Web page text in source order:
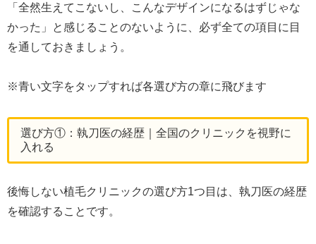
「全然生えてこないし、こんなデザインになるはずじゃな
かった」と感じることのないように、必ず全ての項目に目
を通しておきましょう。
※青い文字をタップすれば各選び方の章に飛びます
選び方①：執刀医の経歴｜全国のクリニックを視野に
入れる
後悔しない植毛クリニックの選び方1つ目は、執刀医の経歴
を確認することです。